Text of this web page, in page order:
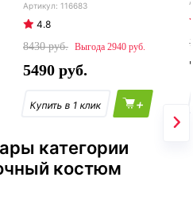
116683
4.8
8430
2940
5490
+
категории
костюм